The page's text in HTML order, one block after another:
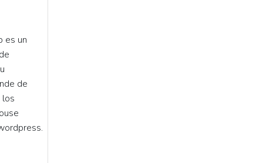
es un
de
los